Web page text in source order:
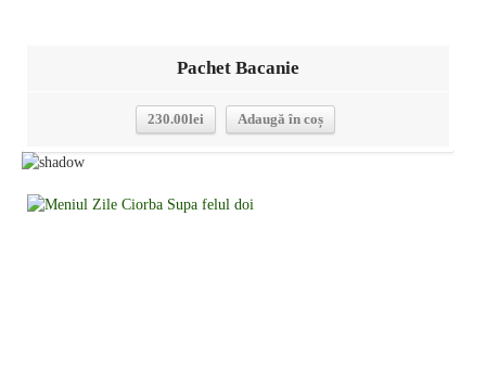
Pachet Bacanie
230.00lei Adaugă în coș